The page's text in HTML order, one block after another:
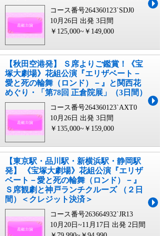
コース番号264360123`SDJ0
10月26日 出発 3日間
￥125,000~￥149,000
【秋田空港発】 Ｓ席よりご鑑賞！《宝
塚大劇場》花組公演『エリザベート－
愛と死の輪舞（ロンド）－』と関西花
めぐり・「第78回 正倉院展」（3日間）
コース番号264360123`AXT0
10月26日 出発 3日間
￥135,000~￥159,000
【東京駅・品川駅・新横浜駅・静岡駅
発】 《宝塚大劇場》花組公演『エリザ
ベート－愛と死の輪舞（ロンド）－』
Ｓ席観劇と神戸ランチクルーズ （２日
間）＜クレジット決済＞
コース番号263664932`JR13
10月20日~11月17日 出発 2日間